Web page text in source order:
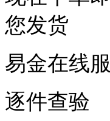
您发货
易金在线
逐件查验